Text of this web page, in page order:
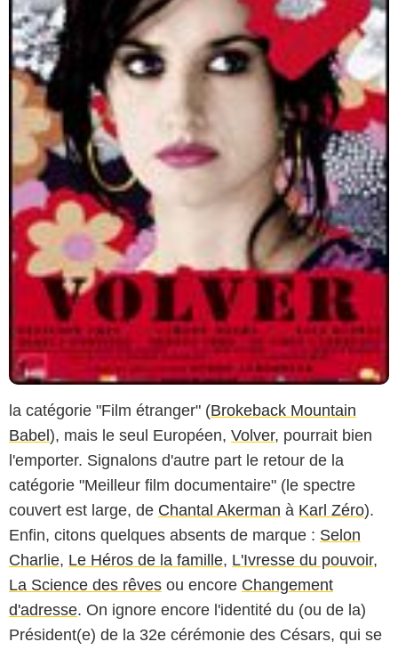
la catégorie "Film étranger" (Brokeback Mountain
Babel ), mais le seul Européen, Volver, pourrait bien
l'emporter. Signalons d'autre part le retour de la
catégorie "Meilleur film documentaire" (le spectre
couvert est large, de Chantal Akerman à Karl Zéro).
Enfin, citons quelques absents de marque : Selon
Charlie, Le Héros de la famille, L'Ivresse du pouvoir,
La Science des rêves ou encore Changement
d'adresse. On ignore encore l'identité du (ou de la)
Président(e) de la 32e cérémonie des Césars, qui se